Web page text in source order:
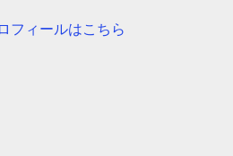
フィールはこちら